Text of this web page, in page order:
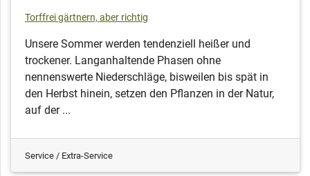
Torffrei gärtnern, aber richtig
Unsere Sommer werden tendenziell heißer und
trockener. Langanhaltende Phasen ohne
nennenswerte Niederschläge, bisweilen bis spät in
den Herbst hinein, setzen den Pflanzen in der Natur,
auf der ...
Service / Extra-Service